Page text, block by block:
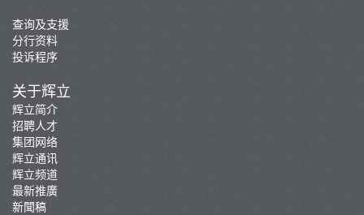
查询及支援
分行资料
投诉程序
关于辉立
辉立简介
招聘人才
集团网络
辉立通讯
辉立频道
最新推廣
新聞稿